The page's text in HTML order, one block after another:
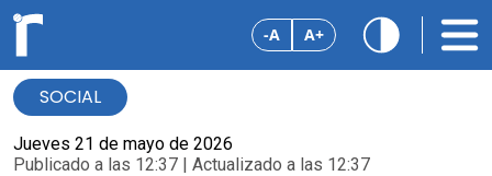
-A A+
SOCIAL
Jueves 21 de mayo de 2026
Publicado a las 12:37 | Actualizado a las 12:37